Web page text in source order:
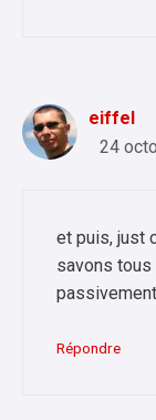
eiffel
24
et puis, just
savons tous
Répondre